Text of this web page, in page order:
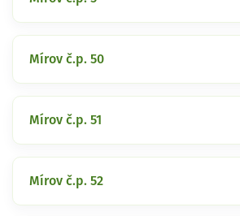
Mírov č.p. 50
Mírov č.p. 51
Mírov č.p. 52